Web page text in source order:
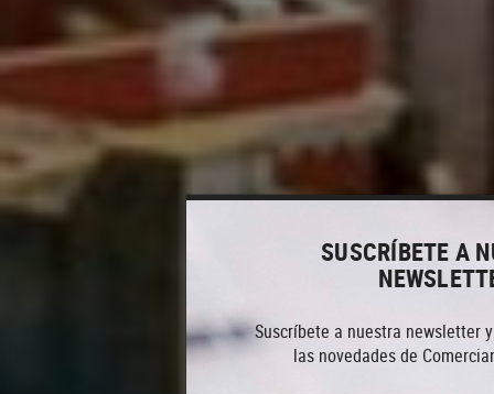
SUSCRÍBETE A
Suscríbete a nuestra newsletter
las novedades de